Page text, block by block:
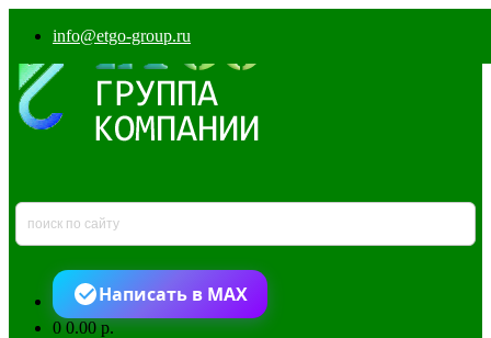
info@etgo-group.ru
Написать в MAX
00.00 р.